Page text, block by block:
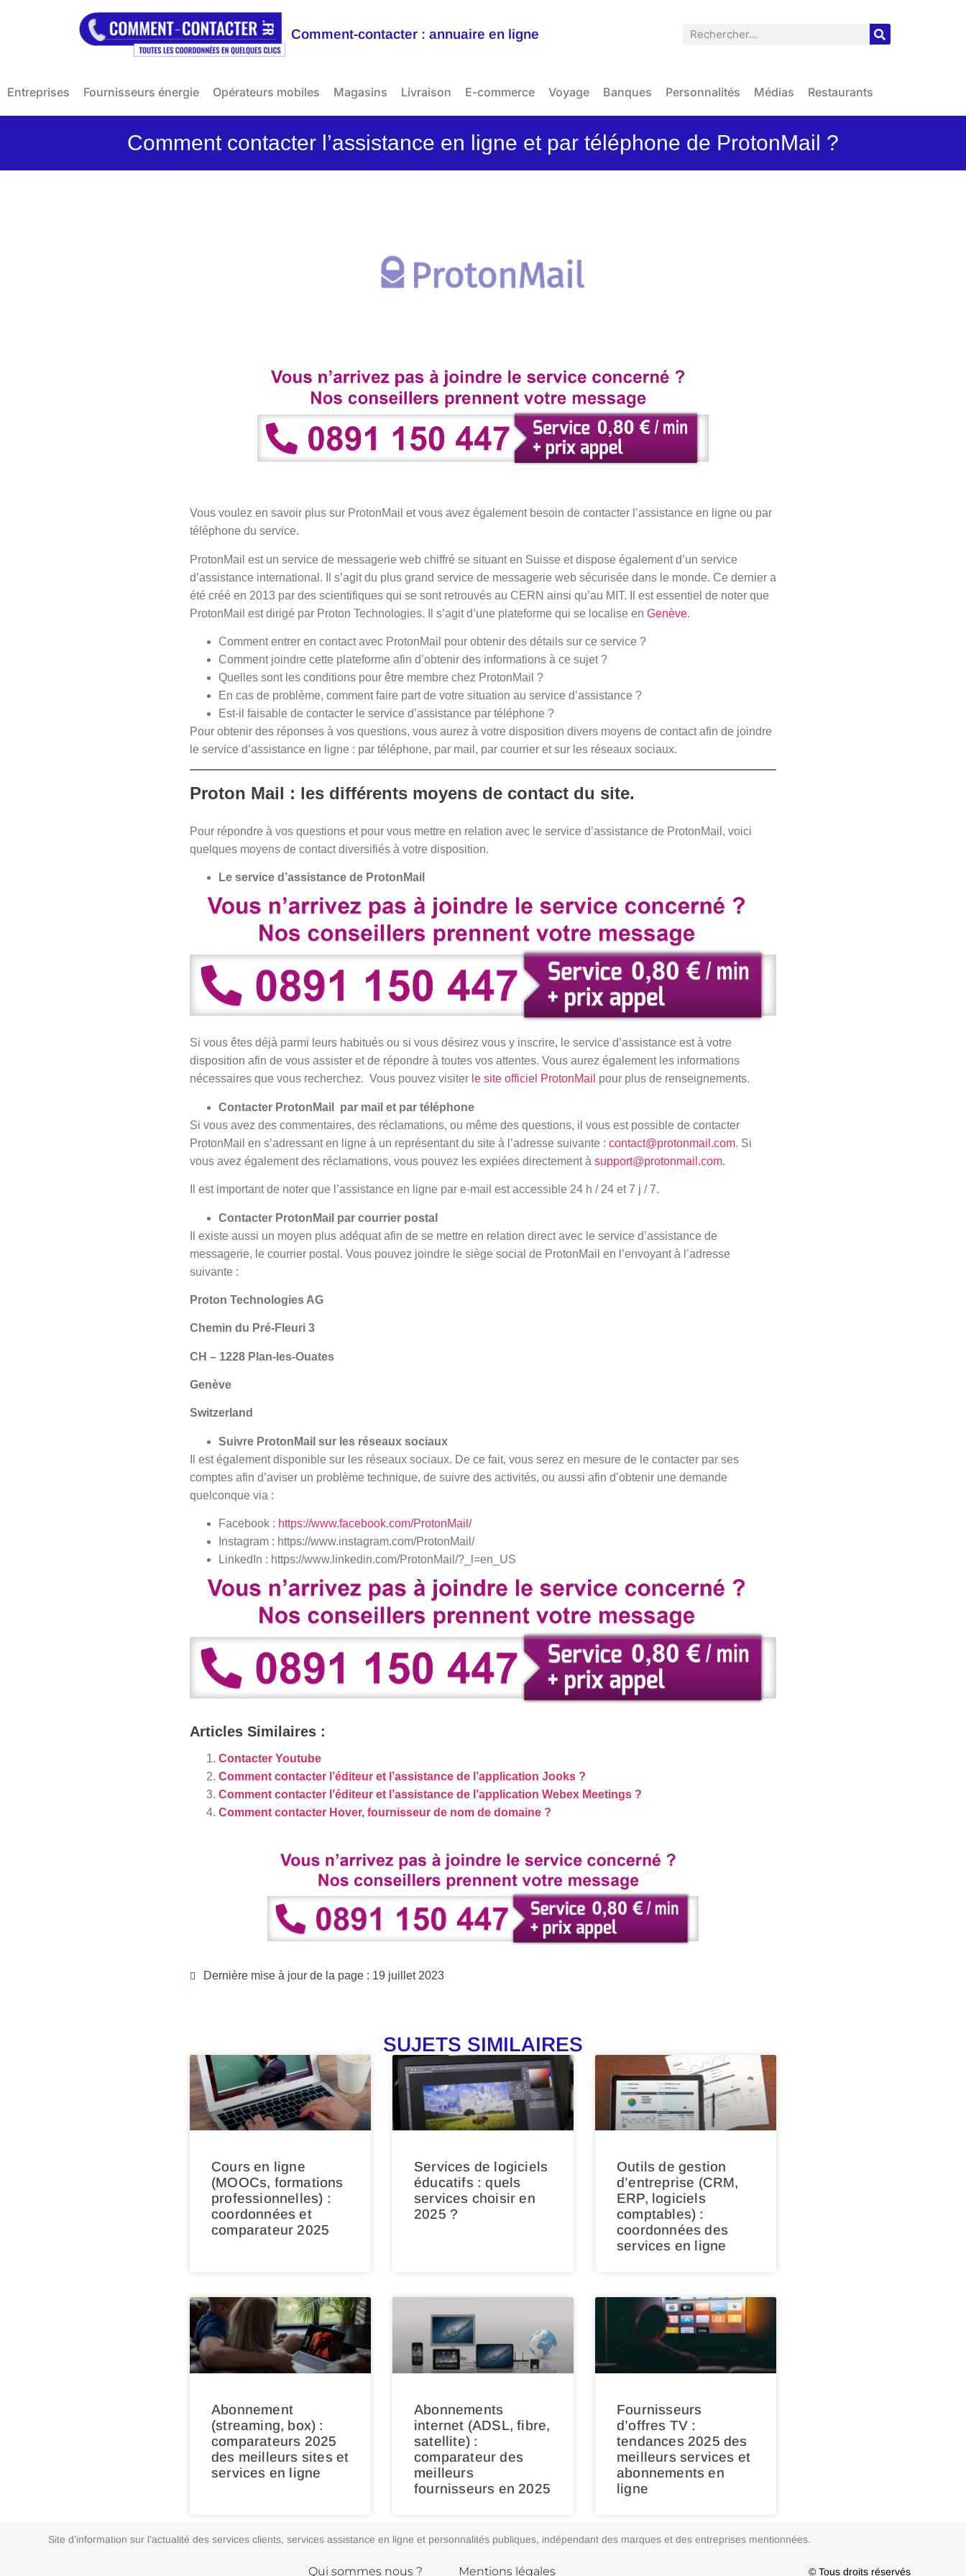
Comment-contacter : annuaire en ligne
Entreprises Fournisseurs énergie Opérateurs mobiles Magasins Livraison E-commerce Voyage Banques Personnalités Médias Restaurants
Comment contacter l’assistance en ligne et par téléphone de ProtonMail ?
Vous voulez en savoir plus sur ProtonMail et vous avez également besoin de contacter l’assistance en ligne ou par
téléphone du service.
ProtonMail est un service de messagerie web chiffré se situant en Suisse et dispose également d’un service
d’assistance international. Il s’agit du plus grand service de messagerie web sécurisée dans le monde. Ce dernier a
été créé en 2013 par des scientifiques qui se sont retrouvés au CERN ainsi qu’au MIT. Il est essentiel de noter que
ProtonMail est dirigé par Proton Technologies. Il s’agit d’une plateforme qui se localise en Genève.
Comment entrer en contact avec ProtonMail pour obtenir des détails sur ce service ?
Comment joindre cette plateforme afin d’obtenir des informations à ce sujet ?
Quelles sont les conditions pour être membre chez ProtonMail ?
En cas de problème, comment faire part de votre situation au service d’assistance ?
Est-il faisable de contacter le service d’assistance par téléphone ?
Pour obtenir des réponses à vos questions, vous aurez à votre disposition divers moyens de contact afin de joindre
le service d’assistance en ligne : par téléphone, par mail, par courrier et sur les réseaux sociaux.
Proton Mail : les différents moyens de contact du site.
Pour répondre à vos questions et pour vous mettre en relation avec le service d’assistance de ProtonMail, voici
quelques moyens de contact diversifiés à votre disposition.
Le service d’assistance de ProtonMail
Si vous êtes déjà parmi leurs habitués ou si vous désirez vous y inscrire, le service d’assistance est à votre
disposition afin de vous assister et de répondre à toutes vos attentes. Vous aurez également les informations
nécessaires que vous recherchez. Vous pouvez visiter le site officiel ProtonMail pour plus de renseignements.
Contacter ProtonMail par mail et par téléphone
Si vous avez des commentaires, des réclamations, ou même des questions, il vous est possible de contacter
ProtonMail en s’adressant en ligne à un représentant du site à l’adresse suivante : contact@protonmail.com. Si
vous avez également des réclamations, vous pouvez les expiées directement à support@protonmail.com.
Il est important de noter que l’assistance en ligne par e-mail est accessible 24 h / 24 et 7 j / 7.
Contacter ProtonMail par courrier postal
Il existe aussi un moyen plus adéquat afin de se mettre en relation direct avec le service d’assistance de
messagerie, le courrier postal. Vous pouvez joindre le siège social de ProtonMail en l’envoyant à l’adresse
suivante :
Proton Technologies AG
Chemin du Pré-Fleuri 3
CH – 1228 Plan-les-Ouates
Genève
Switzerland
Suivre ProtonMail sur les réseaux sociaux
Il est également disponible sur les réseaux sociaux. De ce fait, vous serez en mesure de le contacter par ses
comptes afin d’aviser un problème technique, de suivre des activités, ou aussi afin d’obtenir une demande
quelconque via :
Facebook : https://www.facebook.com/ProtonMail/
Instagram : https://www.instagram.com/ProtonMail/
LinkedIn : https://www.linkedin.com/ProtonMail/?_l=en_US
Articles Similaires :
Contacter Youtube
Comment contacter l’éditeur et l’assistance de l’application Jooks ?
Comment contacter l’éditeur et l’assistance de l’application Webex Meetings ?
Comment contacter Hover, fournisseur de nom de domaine ?
Dernière mise à jour de la page : 19 juillet 2023
SUJETS SIMILAIRES
Cours en ligne
(MOOCs, formations
professionnelles) :
coordonnées et
comparateur 2025
Services de logiciels
éducatifs : quels
services choisir en
2025 ?
Outils de gestion
d’entreprise (CRM,
ERP, logiciels
comptables) :
coordonnées des
services en ligne
Abonnement
(streaming, box) :
comparateurs 2025
des meilleurs sites et
services en ligne
Abonnements
internet (ADSL, fibre,
satellite) :
comparateur des
meilleurs
fournisseurs en 2025
Fournisseurs
d’offres TV :
tendances 2025 des
meilleurs services et
abonnements en
ligne
Site d’information sur l’actualité des services clients, services assistance en ligne et personnalités publiques, indépendant des marques et des entreprises mentionnées.
Qui sommes nous ? Mentions légales © Tous droits réservés